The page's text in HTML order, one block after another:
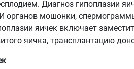
Диагноз гипоплазии
органов мошонки,
яичек включает
яичка, трансплантацию